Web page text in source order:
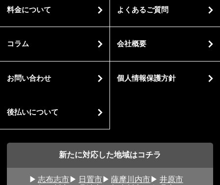
料金について よくあるご質問
コラム 会社概要
お問い合わせ 個人情報保護方針
後払いについて
新たに対応した地域はコチラ
志布志市 日置市 薩摩川内市
井原市